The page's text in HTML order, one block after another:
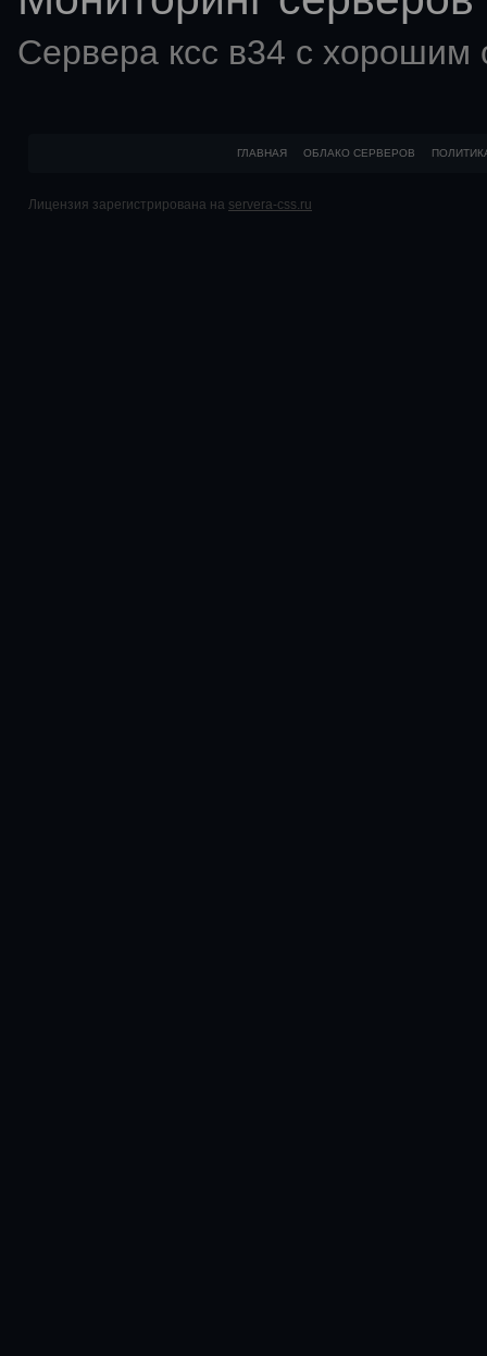
Сервера ксс в34 с хорошим
ГЛАВНАЯ ОБЛАКО СЕРВЕРОВ
Лицензия зарегистрирована на servera-css.ru